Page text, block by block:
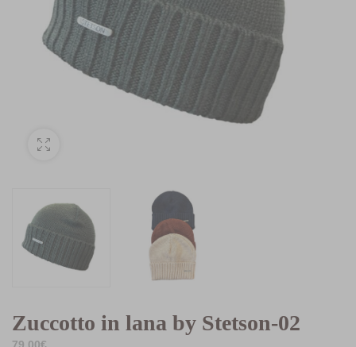
Zuccotto in lana by Stetson-02
79,00€